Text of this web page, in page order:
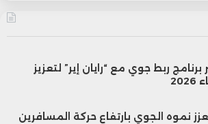
ربط جوي مع “رايان إير” لتعزيز
نموه الجوي بارتفاع حركة المسافرين